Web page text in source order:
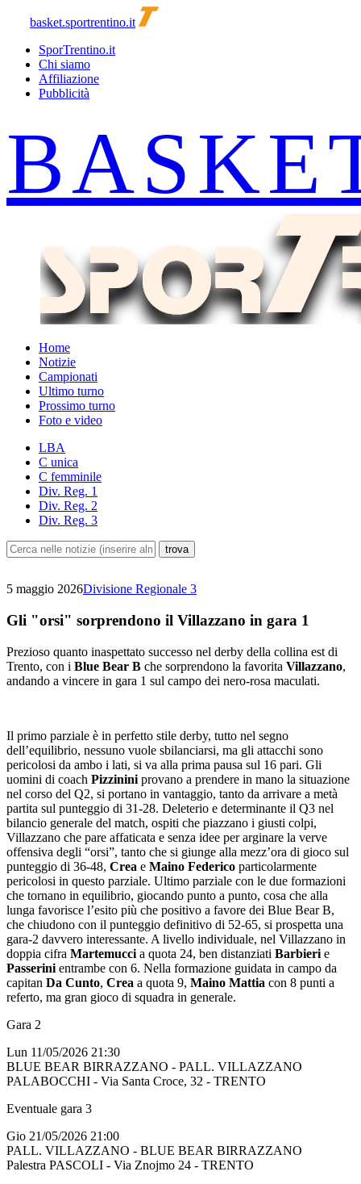
basket.sportrentino.it
SporTrentino.it
Chi siamo
Affiliazione
Pubblicità
Home
Notizie
Campionati
Ultimo turno
Prossimo turno
Foto e video
LBA
C unica
C femminile
Div. Reg. 1
Div. Reg. 2
Div. Reg. 3
5 maggio 2026Divisione Regionale 3
Gli "orsi" sorprendono il Villazzano in gara 1
Prezioso quanto inaspettato successo nel derby della collina est di
Trento, con i Blue Bear B che sorprendono la favorita Villazzano,
andando a vincere in gara 1 sul campo dei nero-rosa maculati.
Il primo parziale è in perfetto stile derby, tutto nel segno
dell’equilibrio, nessuno vuole sbilanciarsi, ma gli attacchi sono
pericolosi da ambo i lati, si va alla prima pausa sul 16 pari. Gli
uomini di coach Pizzinini provano a prendere in mano la situazione
nel corso del Q2, si portano in vantaggio, tanto da arrivare a metà
partita sul punteggio di 31-28. Deleterio e determinante il Q3 nel
bilancio generale del match, ospiti che piazzano i giusti colpi,
Villazzano che pare affaticata e senza idee per arginare la verve
offensiva degli “orsi”, tanto che si giunge alla mezz’ora di gioco sul
punteggio di 36-48, Crea e Maino Federico particolarmente
pericolosi in questo parziale. Ultimo parziale con le due formazioni
che tornano in equilibrio, giocando punto a punto, cosa che alla
lunga favorisce l’esito più che positivo a favore dei Blue Bear B,
che chiudono con il punteggio definitivo di 52-65, si prospetta una
gara-2 davvero interessante. A livello individuale, nel Villazzano in
doppia cifra Martemucci a quota 24, ben distanziati Barbieri e
Passerini entrambe con 6. Nella formazione guidata in campo da
capitan Da Cunto, Crea a quota 9, Maino Mattia con 8 punti a
referto, ma gran gioco di squadra in generale.
Gara 2
Lun 11/05/2026 21:30
BLUE BEAR BIRRAZZANO - PALL. VILLAZZANO
PALABOCCHI - Via Santa Croce, 32 - TRENTO
Eventuale gara 3
Gio 21/05/2026 21:00
PALL. VILLAZZANO - BLUE BEAR BIRRAZZANO
Palestra PASCOLI - Via Znojmo 24 - TRENTO